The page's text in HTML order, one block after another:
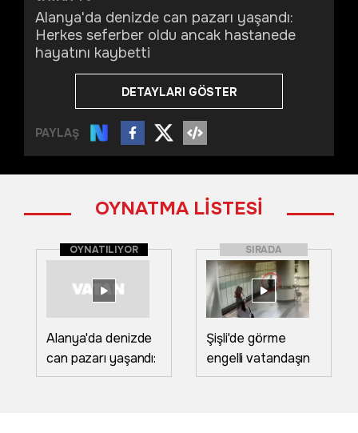
Alanya'da denizde can pazarı yaşandı:
Herkes seferber oldu ancak hastanede
hayatını kaybetti
DETAYLARI GÖSTER
PAYLAŞ
OYNATMA LİSTESİ
OYNATILIYOR
Alanya'da denizde
can pazarı yaşandı:
Herkes seferber
SIRADA
Şişli'de görme
engelli vatandaşın
metro raylarına